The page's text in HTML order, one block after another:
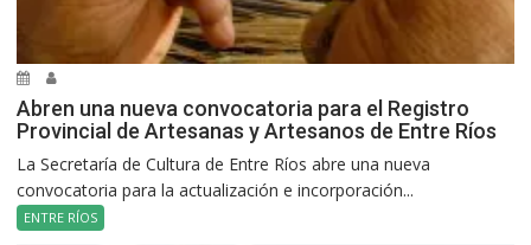
Abren una nueva convocatoria para el Registro
Provincial de Artesanas y Artesanos de Entre Ríos
La Secretaría de Cultura de Entre Ríos abre una nueva
convocatoria para la actualización e incorporación...
ENTRE RÍOS